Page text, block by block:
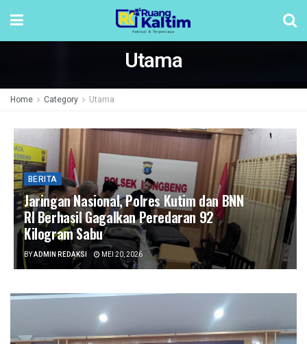
Utama
Home Category Utama
BERITA
Jaringan Nasional, Polres Kutim dan BNN
RI Berhasil Gagalkan Peredaran 92
Kilogram Sabu
BYADMIN REDAKSI MEI 20, 2026